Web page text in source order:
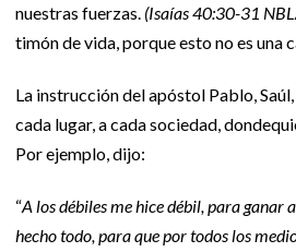
nuestras fuerzas. (Isaías 40:30-31
timón de vida, porque esto no es una
La instrucción del apóstol Pablo,
cada lugar, a cada sociedad,
Por ejemplo, dijo:
“A los débiles me hice débil, para ganar
hecho todo, para que por todos los